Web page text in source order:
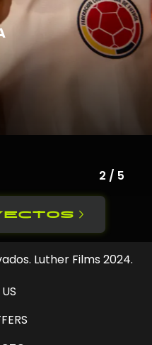
2 / 5
Luther Films 2024.